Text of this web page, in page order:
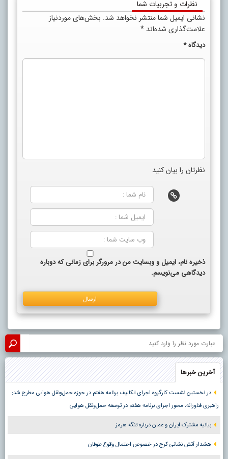
نظرات و تجربیات شما
نشانی ایمیل شما منتشر نخواهد شد. بخش‌های موردنیاز
علامت‌گذاری شده‌اند *
دیدگاه*
نظرتان را بیان کنید
ذخیره نام، ایمیل و وبسایت من در مرورگر برای زمانی که دوباره
دیدگاهی می‌نویسم.
آخرین خبرها
در نخستین نشست کارگروه اجرای تکالیف برنامه هفتم در حوزه حمل‌ونقل هوایی مطرح شد:
راهبری فناورانه، محور اجرای برنامه هفتم در توسعه حمل‌ونقل هوایی
بیانیه مشترک ایران و عمان درباره تنگه هرمز
هشدار آتش نشانی کرج در خصوص احتمال وقوع طوفان